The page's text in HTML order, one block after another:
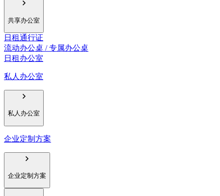
共享办公室
日租通行证
流动办公桌 / 专属办公桌
日租办公室
私人办公室
私人办公室
企业定制方案
企业定制方案